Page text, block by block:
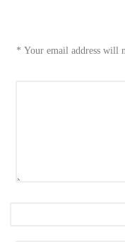
Your email address will
*